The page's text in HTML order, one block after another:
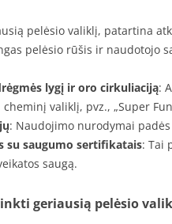
pelėsio valiklį, patartina
pelėsio rūšis ir naudotojo
lygį ir oro cirkuliaciją:
valiklį, pvz., „Super
: Naudojimo nurodymai
su saugumo sertifikatais: Tai
saugą.
geriausią pelėsio